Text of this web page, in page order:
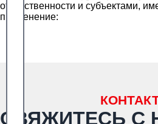
ответственности и субъектами,
применение:
СВЯЖИТЕСЬ С